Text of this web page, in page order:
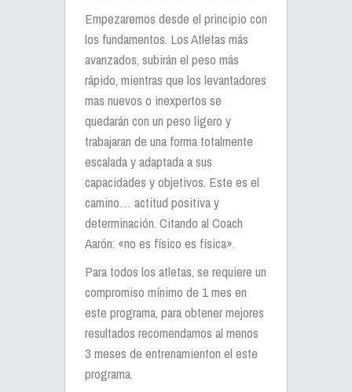
Empezaremos desde el principio con
los fundamentos. Los Atletas más
avanzados, subirán el peso más
rápido, mientras que los levantadores
mas nuevos o inexpertos se
quedarán con un peso ligero y
trabajaran de una forma totalmente
escalada y adaptada a sus
capacidades y objetivos. Este es el
camino… actitud positiva y
determinación. Citando al Coach
Aarón: «no es físico es física».
Para todos los atletas, se requiere un
compromiso mínimo de 1 mes en
este programa, para obtener mejores
resultados recomendamos al menos
3 meses de entrenamienton el este
programa.